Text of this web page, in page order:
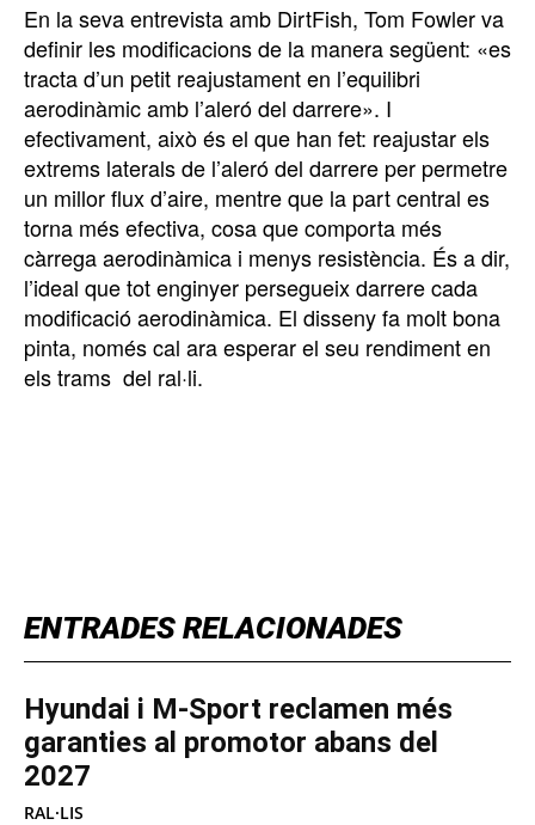
ENTRADES RELACIONADES
Hyundai i M-Sport reclamen més
garanties al promotor abans del
2027
RAL·LIS
En la seva entrevista amb DirtFish, Tom Fowler va
definir les modificacions de la manera següent: «es
tracta d’un petit reajustament en l’equilibri
aerodinàmic amb l’aleró del darrere». I
efectivament, això és el que han fet: reajustar els
extrems laterals de l’aleró del darrere per permetre
un millor flux d’aire, mentre que la part central es
torna més efectiva, cosa que comporta més
càrrega aerodinàmica i menys resistència. És a dir,
l’ideal que tot enginyer persegueix darrere cada
modificació aerodinàmica. El disseny fa molt bona
pinta, només cal ara esperar el seu rendiment en
els trams del ral·li.